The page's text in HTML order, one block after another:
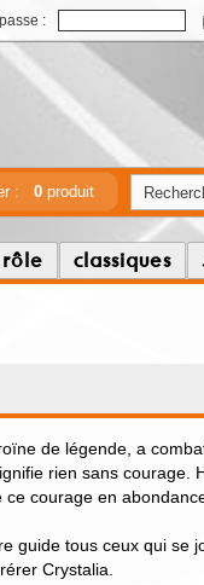
:
: 0produit
classiques
de légende, a
rien sans courage.
ce courage en
guide tous ceux qui se
Crystalia.